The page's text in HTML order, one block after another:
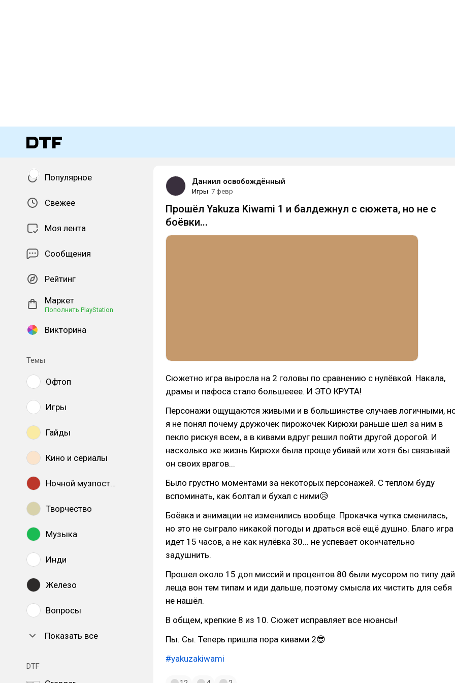
Популярное
Свежее
Моя лента
Сообщения
Рейтинг
Маркет
Пополнить PlayStation
Викторина
Темы
Офтоп
Игры
Гайды
Кино и сериалы
Ночной музпостинг
Творчество
Музыка
Инди
Железо
Вопросы
Показать все
DTF
Даниил освобождённый
Игры 7 февр
Прошёл Yakuza Kiwami 1 и балдежнул с сюжета, но не с
боёвки...
Сюжетно игра выросла на 2 головы по сравнению с нулёвкой. Накала,
драмы и пафоса стало большееее. И ЭТО КРУТА!
Персонажи ощущаются живыми и в большинстве случаев логичными,
я не понял почему дружочек пирожочек Кирюхи раньше шел за ним в
пекло рискуя всем, а в кивами вдруг решил пойти другой дорогой. И
насколько же жизнь Кирюхи была проще убивай или хотя бы связывай
он своих врагов...
Было грустно моментами за некоторых персонажей. С теплом буду
вспоминать, как болтал и бухал с ними😥
Боёвка и анимации не изменились вообще. Прокачка чутка сменилась,
но это не сыграло никакой погоды и драться всё ещё душно. Благо игра
идет 15 часов, а не как нулёвка 30... не успевает окончательно
задушнить.
Прошел около 15 доп миссий и процентов 80 были мусором по типу дай
леща вон тем типам и иди дальше, поэтому смысла их чистить для себя
не нашёл.
В общем, крепкие 8 из 10. Сюжет исправляет все нюансы!
Пы. Сы. Теперь пришла пора кивами 2😎
#yakuzakiwami